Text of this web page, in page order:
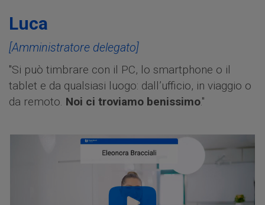
Luca
[Amministratore delegato]
"Si può timbrare con il PC, lo smartphone o il
tablet e da qualsiasi luogo: dall’ufficio, in viaggio o
da remoto. Noi ci troviamo benissimo."